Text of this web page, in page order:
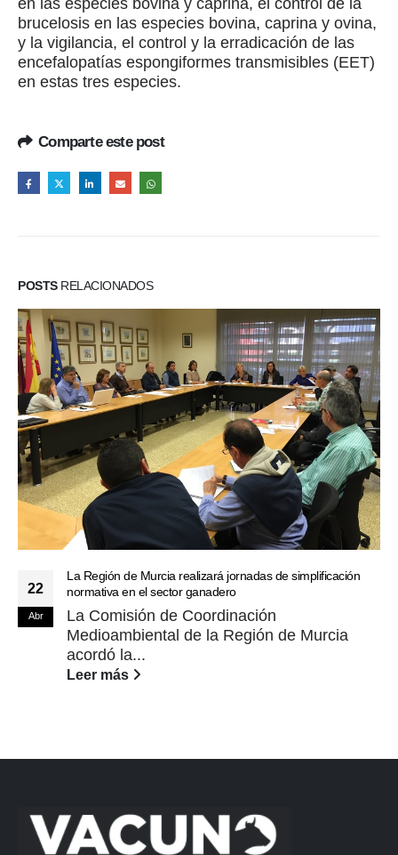
brucelosis en las especies bovina, caprina y ovina,
y la vigilancia, el control y la erradicación de las
encefalopatías espongiformes transmisibles (EET)
en estas tres especies.
Comparte este post
POSTSRELACIONADOS
22
Abr
La Región de Murcia realizará jornadas de simplificación
normativa en el sector ganadero
La Comisión de Coordinación
Medioambiental de la Región de Murcia
acordó la...
Leer más